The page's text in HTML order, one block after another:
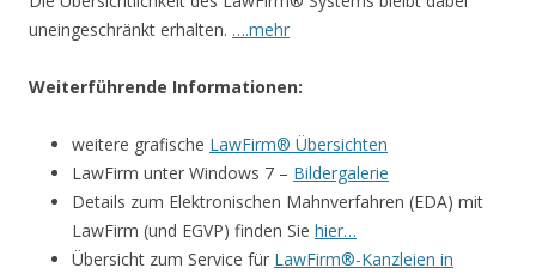
uneingeschränkt erhalten. ….mehr
Weiterführende Informationen:
weitere grafische LawFirm® Übersichten
LawFirm unter Windows 7 – Bildergalerie
Details zum Elektronischen Mahnverfahren (EDA) mit
LawFirm (und EGVP) finden Sie hier…
Übersicht zum Service für LawFirm®-Kanzleien in